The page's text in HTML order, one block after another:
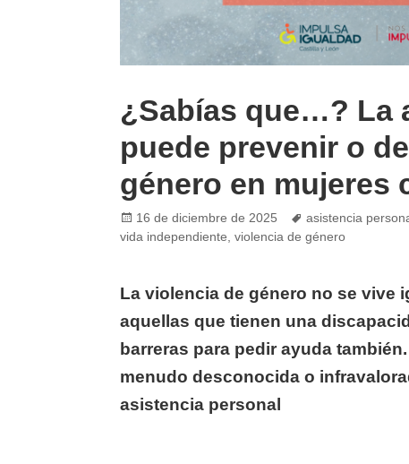
¿Sabías que…? La
puede prevenir o
género en mujeres
Posted
on
16 de diciembre de 2025 Tags
asistencia
vida independiente ,violencia de género
La violencia de género no se vive
aquellas que tienen una
barreras para pedir ayuda
menudo desconocida o
asistencia personal